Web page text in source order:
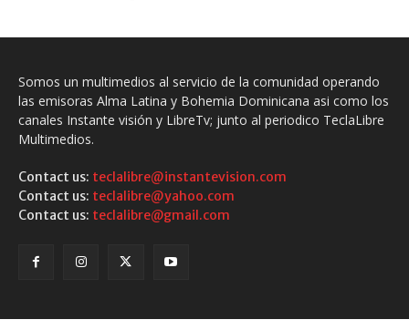
Somos un multimedios al servicio de la comunidad operando
las emisoras Alma Latina y Bohemia Dominicana asi como los
canales Instante visión y LibreTv; junto al periodico TeclaLibre
Multimedios.
Contact us: teclalibre@instantevision.com
Contact us: teclalibre@yahoo.com
Contact us: teclalibre@gmail.com